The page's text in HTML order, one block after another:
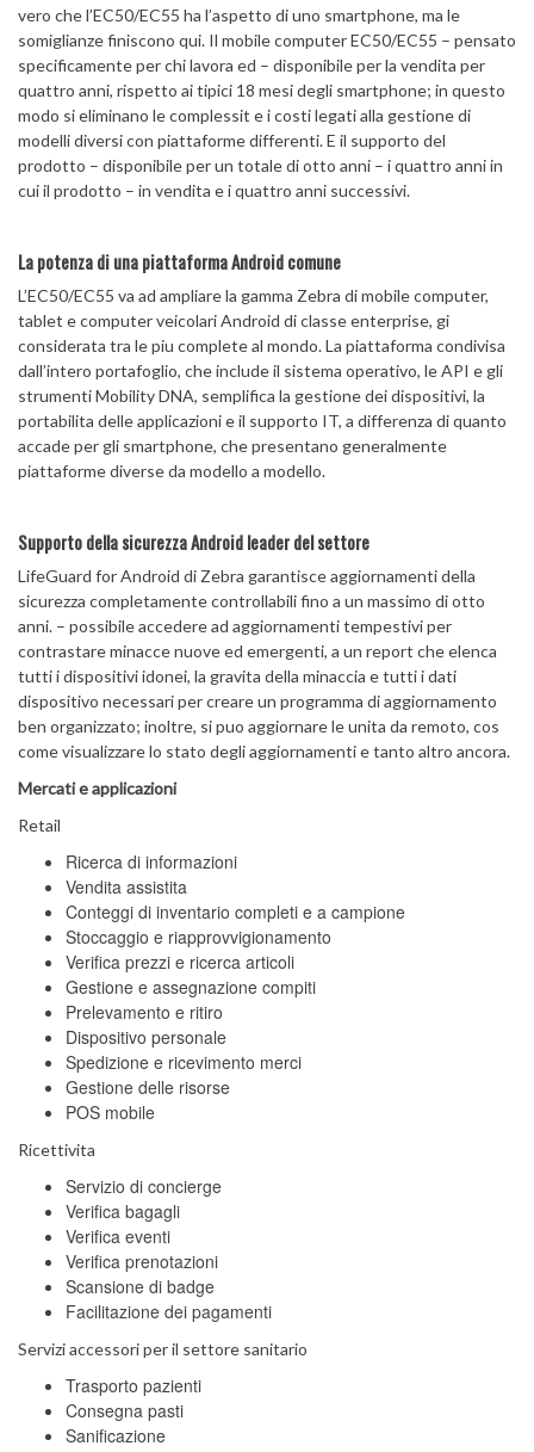
vero che l’EC50/EC55 ha l’aspetto di uno smartphone, ma le
somiglianze finiscono qui. Il mobile computer EC50/EC55 – pensato
specificamente per chi lavora ed – disponibile per la vendita per
quattro anni, rispetto ai tipici 18 mesi degli smartphone; in questo
modo si eliminano le complessit e i costi legati alla gestione di
modelli diversi con piattaforme differenti. E il supporto del
prodotto – disponibile per un totale di otto anni – i quattro anni in
cui il prodotto – in vendita e i quattro anni successivi.
La potenza di una piattaforma Android comune
L’EC50/EC55 va ad ampliare la gamma Zebra di mobile computer,
tablet e computer veicolari Android di classe enterprise, gi
considerata tra le piu complete al mondo. La piattaforma condivisa
dall’intero portafoglio, che include il sistema operativo, le API e gli
strumenti Mobility DNA, semplifica la gestione dei dispositivi, la
portabilita delle applicazioni e il supporto IT, a differenza di quanto
accade per gli smartphone, che presentano generalmente
piattaforme diverse da modello a modello.
Supporto della sicurezza Android leader del settore
LifeGuard for Android di Zebra garantisce aggiornamenti della
sicurezza completamente controllabili fino a un massimo di otto
anni. – possibile accedere ad aggiornamenti tempestivi per
contrastare minacce nuove ed emergenti, a un report che elenca
tutti i dispositivi idonei, la gravita della minaccia e tutti i dati
dispositivo necessari per creare un programma di aggiornamento
ben organizzato; inoltre, si puo aggiornare le unita da remoto, cos
come visualizzare lo stato degli aggiornamenti e tanto altro ancora.
Mercati e applicazioni
Retail
Ricerca di informazioni
Vendita assistita
Conteggi di inventario completi e a campione
Stoccaggio e riapprovvigionamento
Verifica prezzi e ricerca articoli
Gestione e assegnazione compiti
Prelevamento e ritiro
Dispositivo personale
Spedizione e ricevimento merci
Gestione delle risorse
POS mobile
Ricettivita
Servizio di concierge
Verifica bagagli
Verifica eventi
Verifica prenotazioni
Scansione di badge
Facilitazione dei pagamenti
Servizi accessori per il settore sanitario
Trasporto pazienti
Consegna pasti
Sanificazione